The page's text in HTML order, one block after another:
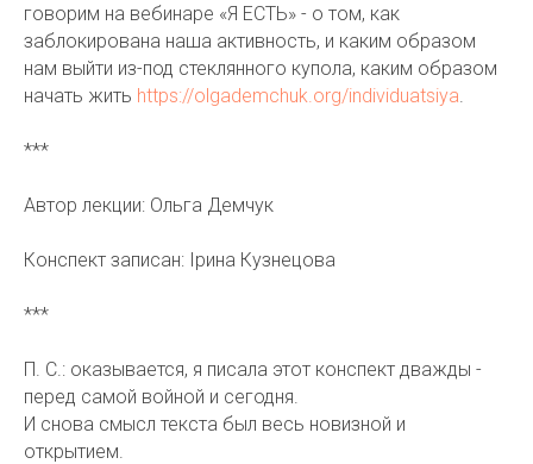
говорим на вебинаре «Я ЕСТЬ» - о том, как
заблокирована наша активность, и каким образом
нам выйти из-под стеклянного купола, каким образом
начать жить https://olgademchuk.org/individuatsiya
***
Автор лекции: Ольга Демчук
Конспект записан: Ірина Кузнецова
***
П. С.: оказывается, я писала этот конспект дважды -
перед самой войной и сегодня.
И снова смысл текста был весь новизной и
открытием.